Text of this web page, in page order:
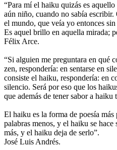
“Para mí el haiku quizás es
aún niño, cuando no sabía
el mundo, que veía yo entonces
Es aquel brillo en aquella mirada;
Félix Arce.
“Si alguien me preguntara en qué
zen, respondería: en sentarse en
consiste el haiku, respondería: en
silencio. Será por eso que los
que además de tener sabor a haiku
El haiku es la forma de poesía
palabras menos, y el haiku se
más, y el haiku deja de serlo”.
José Luis Andrés.